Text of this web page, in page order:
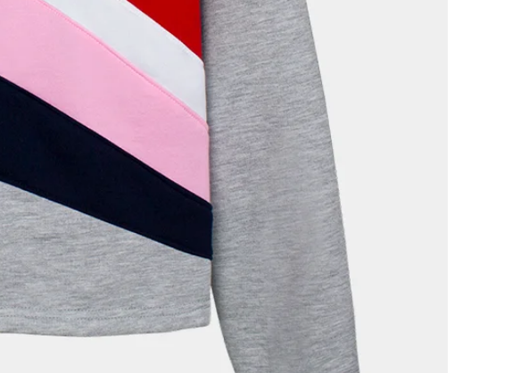
¿Necesitas saber más? Conoce mejor quién hay
detrás de la marca y cuál es nuestra filosofía en el
apartado About Us de la web.
¿Enviáis a todo el mundo?
Sí, Festela envía a todo el mundo. Es importante
tener en cuenta que algunos envíos internacionales
pueden, eventualmente, estar sujetos al pago de
impuestos y tasas aduaneras. En cualquier caso,
Festela se compromete a generar la documentación
necesaria para la gestión aduanera, pero en ningún
caso se hará responsable de los gastos adicionales
derivados del envío.
¿Dónde está mi pedido?
Queremos que puedas controlar tus pedidos en todo
momento. Por ello, cuando enviemos tu pedido,
recibirás un email de confirmación en el que te
proporcionaremos un link para realizar un